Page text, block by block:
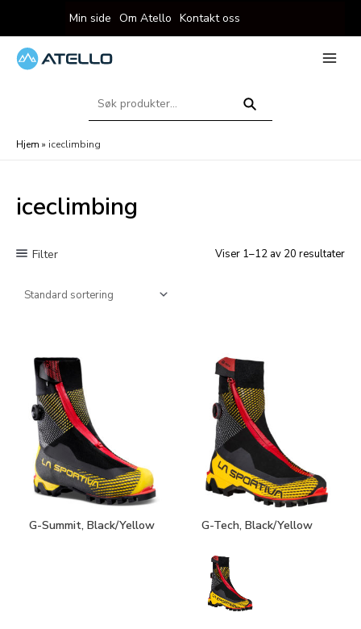
til
innholdet
Min side Om Atello Kontakt oss
Søk
Hjem » iceclimbing
iceclimbing
Filter Viser 1–12 av 20 resultater
G-Summit, Black/Yellow G-Tech, Black/Yellow